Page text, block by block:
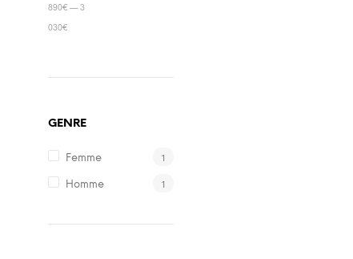
890€ —3
030€
GENRE
Femme 1
Homme 1